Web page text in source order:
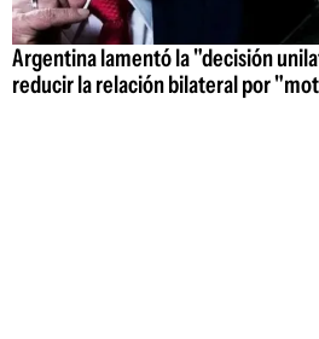
Argentina lamentó la "decisión
reducir la relación bilateral por